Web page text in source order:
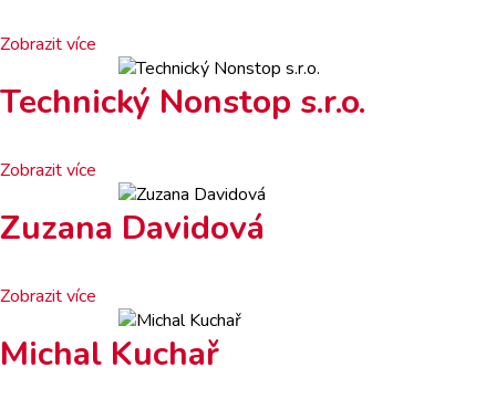
Zobrazit více
Technický Nonstop s.r.o.
Zobrazit více
Zuzana Davidová
Zobrazit více
Michal Kuchař